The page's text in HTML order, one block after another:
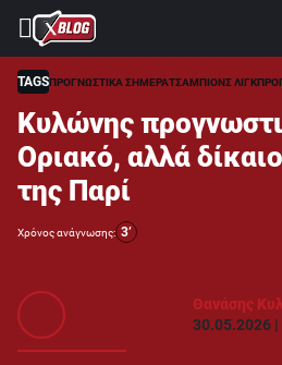
⚽ ΜΟΥΝΤΙΑΛ 2026
ΣΤΟΙΧΗΜΑ
CASINO
ΠΡΟΓΝΩΣΤΙΚΑ ΤIPSTERS
ΠΡΟΓΝΩΣΤΙΚΑ ΚΑΤΗΓΟΡΙΕΣ
ΔΙΑΓΩΝΙΣΜΟΙ
TSILI LEAGUE
TAGSΠΡΟΓΝΩΣΤΙΚΑ ΣΗΜΕΡΑΤΣΑΜΠΙΟΝΣ ΛΙΓΚ
Κυλώνης
Οριακό, αλλά
της Παρί
Χρόνος ανάγνωσης: 3’
Θανάσης
30.05.2026